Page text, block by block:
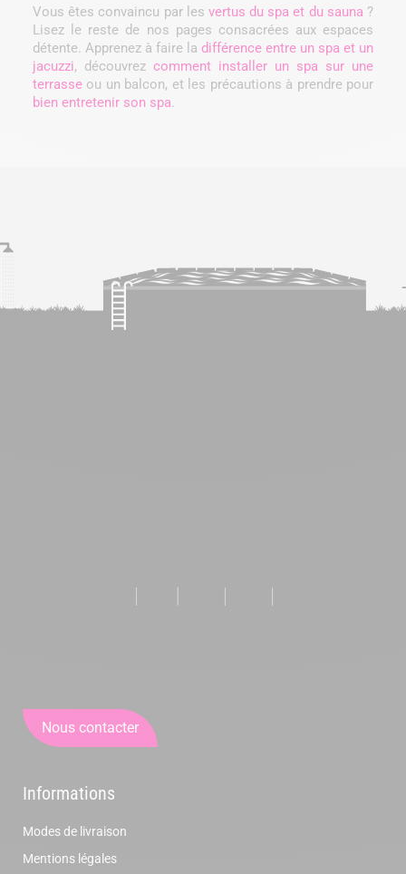
Vous êtes convaincu par les vertus du spa et du sauna?
Lisez le reste de nos pages consacrées aux espaces
détente. Apprenez à faire la différence entre un spa et un
jacuzzi, découvrez comment installer un spa sur une
terrasse ou un balcon, et les précautions à prendre pour
bien entretenir son spa.
Nous contacter
Informations
Modes de livraison
Mentions légales